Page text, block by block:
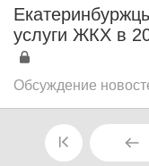
услуги ЖКХ в
Обсуждение